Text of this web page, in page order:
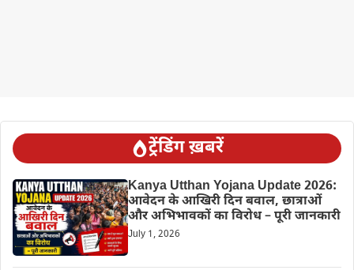
ट्रेंडिंग ख़बरें
Kanya Utthan Yojana Update 2026:
आवेदन के आखिरी दिन बवाल, छात्राओं
और अभिभावकों का विरोध – पूरी जानकारी
July 1, 2026